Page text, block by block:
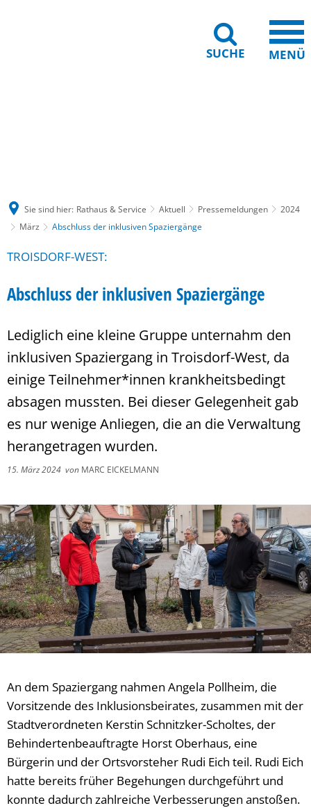
SUCHE MENÜ
Sie sind hier: Rathaus & Service Aktuell Pressemeldungen
2024
März
Abschluss der inklusiven Spaziergänge
TROISDORF-WEST:
Abschluss der inklusiven Spaziergänge
Lediglich eine kleine Gruppe unternahm den
inklusiven Spaziergang in Troisdorf-West, da
einige Teilnehmer*innen krankheitsbedingt
absagen mussten. Bei dieser Gelegenheit gab
es nur wenige Anliegen, die an die Verwaltung
herangetragen wurden.
15. März 2024 von MARC EICKELMANN
An dem Spaziergang nahmen Angela Pollheim, die
Vorsitzende des Inklusionsbeirates, zusammen mit der
Stadtverordneten Kerstin Schnitzker-Scholtes, der
Behindertenbeauftragte Horst Oberhaus, eine
Bürgerin und der Ortsvorsteher Rudi Eich teil. Rudi Eich
hatte bereits früher Begehungen durchgeführt und
konnte dadurch zahlreiche Verbesserungen anstoßen.